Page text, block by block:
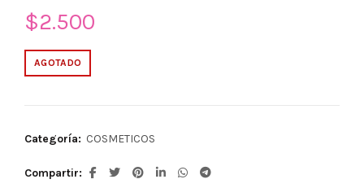
$2.500
AGOTADO
Categoría: COSMETICOS
Compartir